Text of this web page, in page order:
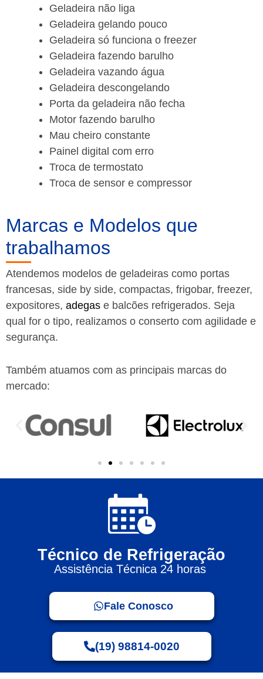
Geladeira não liga
Geladeira gelando pouco
Geladeira só funciona o freezer
Geladeira fazendo barulho
Geladeira vazando água
Geladeira descongelando
Porta da geladeira não fecha
Motor fazendo barulho
Mau cheiro constante
Painel digital com erro
Troca de termostato
Troca de sensor e compressor
Marcas e Modelos que
trabalhamos
Atendemos modelos de geladeiras como portas
francesas, side by side, compactas, frigobar, freezer,
expositores, adegas e balcões refrigerados. Seja
qual for o tipo, realizamos o conserto com agilidade e
segurança.
Também atuamos com as principais marcas do
mercado:
Técnico de Refrigeração
Assistência Técnica 24 horas
Fale Conosco
(19) 98814-0020